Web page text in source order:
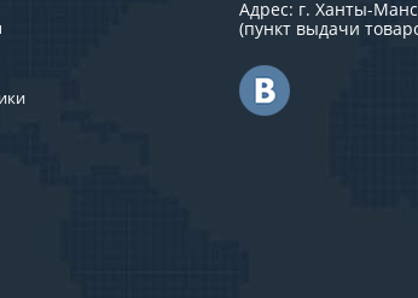
Адрес: г. Ханты-
(пункт выдачи